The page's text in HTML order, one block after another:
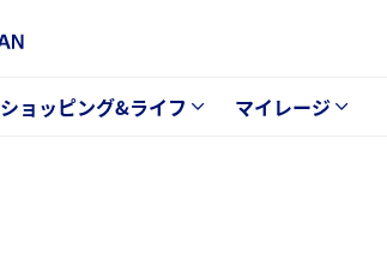
ショッピング&ライフ マイレージ